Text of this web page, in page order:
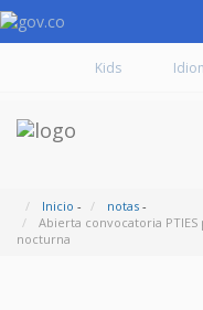
Kids
Inicio - notas -
Abierta convocatoria
nocturna